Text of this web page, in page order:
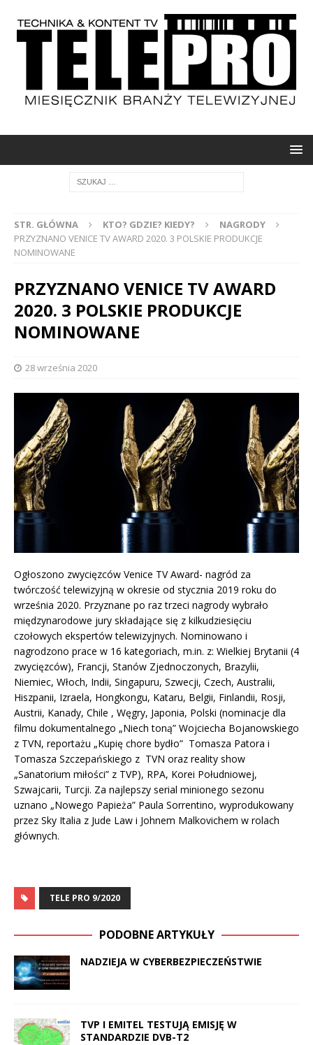
STR. GŁÓWNA KTO? GDZIE? KIEDY?
NAGRODY
PRZYZNANO VENICE TV AWARD 2020. 3 POLSKIE PRODUKCJE
NOMINOWANE
PRZYZNANO VENICE TV AWARD
2020. 3 POLSKIE PRODUKCJE
NOMINOWANE
28 września 2020
Ogłoszono zwycięzców Venice TV Award- nagród za
twórczość telewizyjną w okresie od stycznia 2019 roku do
września 2020. Przyznane po raz trzeci nagrody wybrało
międzynarodowe jury składające się z kilkudziesięciu
czołowych ekspertów telewizyjnych. Nominowano i
nagrodzono prace w 16 kategoriach, m.in. z: Wielkiej Brytanii (4
zwycięzców), Francji, Stanów Zjednoczonych, Brazylii,
Niemiec, Włoch, Indii, Singapuru, Szwecji, Czech, Australii,
Hiszpanii, Izraela, Hongkongu, Kataru, Belgii, Finlandii, Rosji,
Austrii, Kanady, Chile , Węgry, Japonia, Polski (nominacje dla
filmu dokumentalnego „Niech toną” Wojciecha Bojanowskiego
z TVN, reportażu „Kupię chore bydło” Tomasza Patora i
Tomasza Szczepańskiego z TVN oraz reality show
„Sanatorium miłości” z TVP), RPA, Korei Południowej,
Szwajcarii, Turcji. Za najlepszy serial minionego sezonu
uznano „Nowego Papieża” Paula Sorrentino, wyprodukowany
przez Sky Italia z Jude Law i Johnem Malkovichem w rolach
głównych.
TELE PRO 9/2020
PODOBNE ARTYKUŁY
NADZIEJA W CYBERBEZPIECZEŃSTWIE
TVP I EMITEL TESTUJĄ EMISJĘ W
STANDARDZIE DVB-T2